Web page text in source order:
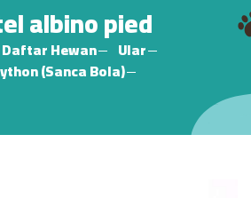
albino pied
Daftar Hewan
Ular
(Sanca Bola)